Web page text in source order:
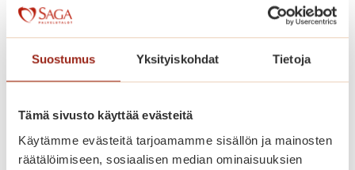
Suostumus Yksityiskohdat Tietoja
Tämä sivusto käyttää evästeitä
Käytämme evästeitä tarjoamamme sisällön ja mainosten
räätälöimiseen, sosiaalisen median ominaisuuksien
sekä aktiivista harrastus- ja
kulttuuritoimintaa ikäihmisille.
Keskeisen sijaintinsa ansiosta
palvelutalosta on hyvät kulkuyhteydet
useaan suuntaan.
Saga Tammilinnassa on yhteensä 129